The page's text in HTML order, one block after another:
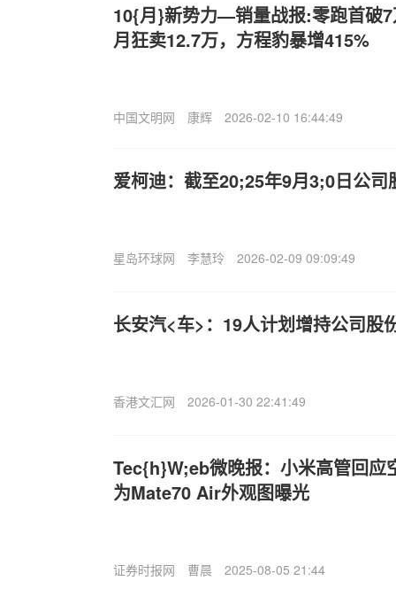
10{月}新势力—销量战报:零跑首破
月狂卖12.7万，方程豹暴增415%
中国文明网 康辉 2026-02-10 16:44:49
爱柯迪：截至20;25年9月3;0日公司
星岛环球网 李慧玲 2026-02-09 09:09:49
长安汽<车>：19人计划增持公司股
香港文汇网 2026-01-30 22:41:49
Tec{h}W;eb微晚报：小米高管回应
为Mate70 Air外观图曝光
证券时报网 曹晨 2025-08-05 21:44